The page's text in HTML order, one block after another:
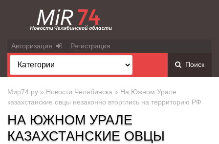
Авторизация Регистрация
Поиск
Мир74.ру » Новости Челябинска » На Южном Урале
казахстанские овцы незаконно вторглись на территорию РФ
НА ЮЖНОМ УРАЛЕ
КАЗАХСТАНСКИЕ ОВЦЫ